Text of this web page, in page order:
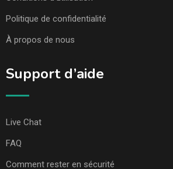
Politique de confidentialité
À propos de nous
Support d’aide
Live Chat
FAQ
Comment rester en sécurité